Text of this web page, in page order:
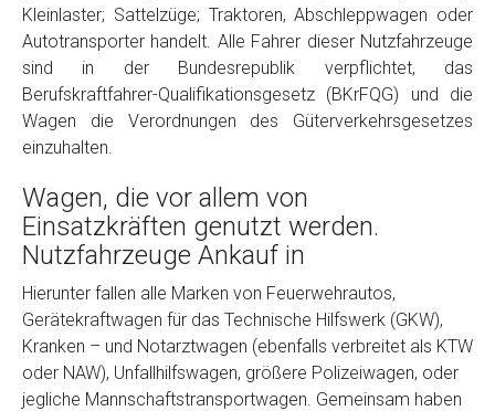
Foto Nr. 3
Sonstiges
Fertig
Wie viel ist 10+2 ?
Kleinlaster; Sattelzüge; Traktoren, Abschleppwagen oder
Autotransporter handelt. Alle Fahrer dieser Nutzfahrzeuge
sind in der Bundesrepublik verpflichtet, das
Berufskraftfahrer-Qualifikationsgesetz (BKrFQG) und die
Wagen die Verordnungen des Güterverkehrsgesetzes
einzuhalten.
Wagen, die vor allem von
Einsatzkräften genutzt werden.
Nutzfahrzeuge Ankauf in
Hierunter fallen alle Marken von Feuerwehrautos,
Gerätekraftwagen für das Technische Hilfswerk (GKW),
Kranken – und Notarztwagen (ebenfalls verbreitet als KTW
oder NAW), Unfallhilfswagen, größere Polizeiwagen, oder
jegliche Mannschaftstransportwagen. Gemeinsam haben